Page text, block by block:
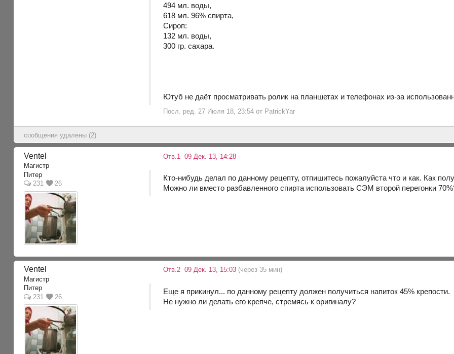
494 мл. воды,
618 мл. 96% спирта,
Сироп:
132 мл. воды,
300 гр. сахара.
Ютуб не даёт просматривать ролик на планшетах и телефонах из-за
Посл. ред. 27 Июля 18, 23:54 от PatrickYar
сообщения удалены (2)
Ventel
Магистр
Питер
231
26
Отв.1 09 Дек. 13, 14:28
Кто-нибудь делал по данному рецепту, отпишитесь пожалуйста что и как. Как
Можно ли вместо разбавленного спирта использовать СЭМ второй перегонки
Ventel
Магистр
Питер
231
26
Отв.2 09 Дек. 13, 15:03 (через 35 мин)
Еще я прикинул... по данному рецепту должен получиться напиток 45% крепости.
Не нужно ли делать его крепче, стремясь к оригиналу?